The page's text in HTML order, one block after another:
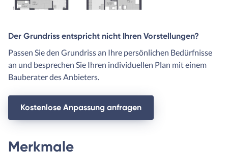
Der Grundriss entspricht nicht Ihren Vorstellungen?
Passen Sie den Grundriss an Ihre persönlichen Bedürfnisse
an und besprechen Sie Ihren individuellen Plan mit einem
Bauberater des Anbieters.
Kostenlose Anpassung anfragen
Merkmale